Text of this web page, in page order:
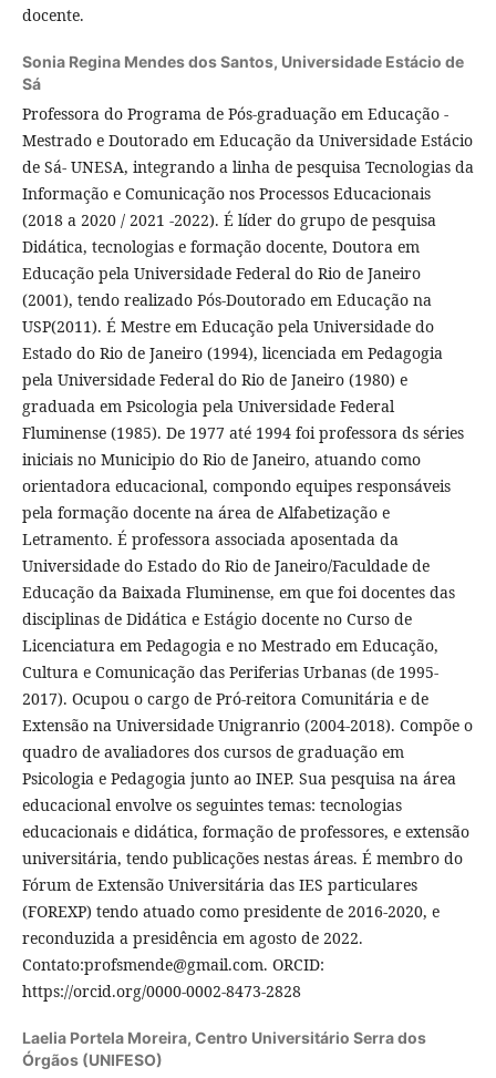
docente.
Sonia Regina Mendes dos Santos, Universidade Estácio de
Sá
Professora do Programa de Pós-graduação em Educação -
Mestrado e Doutorado em Educação da Universidade Estácio
de Sá- UNESA, integrando a linha de pesquisa Tecnologias da
Informação e Comunicação nos Processos Educacionais
(2018 a 2020 / 2021 -2022). É líder do grupo de pesquisa
Didática, tecnologias e formação docente, Doutora em
Educação pela Universidade Federal do Rio de Janeiro
(2001), tendo realizado Pós-Doutorado em Educação na
USP(2011). É Mestre em Educação pela Universidade do
Estado do Rio de Janeiro (1994), licenciada em Pedagogia
pela Universidade Federal do Rio de Janeiro (1980) e
graduada em Psicologia pela Universidade Federal
Fluminense (1985). De 1977 até 1994 foi professora ds séries
iniciais no Municipio do Rio de Janeiro, atuando como
orientadora educacional, compondo equipes responsáveis
pela formação docente na área de Alfabetização e
Letramento. É professora associada aposentada da
Universidade do Estado do Rio de Janeiro/Faculdade de
Educação da Baixada Fluminense, em que foi docentes das
disciplinas de Didática e Estágio docente no Curso de
Licenciatura em Pedagogia e no Mestrado em Educação,
Cultura e Comunicação das Periferias Urbanas (de 1995-
2017). Ocupou o cargo de Pró-reitora Comunitária e de
Extensão na Universidade Unigranrio (2004-2018). Compõe o
quadro de avaliadores dos cursos de graduação em
Psicologia e Pedagogia junto ao INEP. Sua pesquisa na área
educacional envolve os seguintes temas: tecnologias
educacionais e didática, formação de professores, e extensão
universitária, tendo publicações nestas áreas. É membro do
Fórum de Extensão Universitária das IES particulares
(FOREXP) tendo atuado como presidente de 2016-2020, e
reconduzida a presidência em agosto de 2022.
Contato:profsmende@gmail.com. ORCID:
https://orcid.org/0000-0002-8473-2828
Laelia Portela Moreira, Centro Universitário Serra dos
Órgãos (UNIFESO)